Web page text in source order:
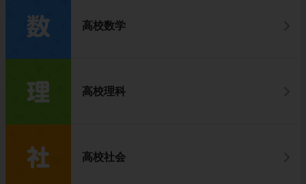
高校数学
高校理科
高校社会